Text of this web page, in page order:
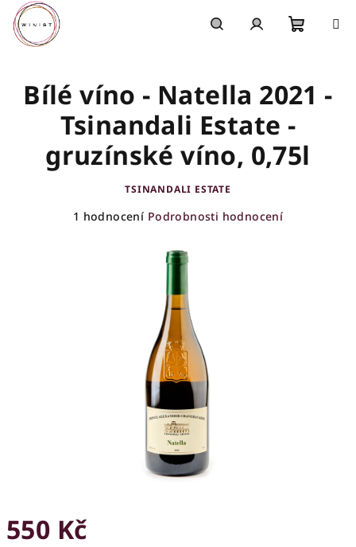
Přejít
na
obsah
košík
550 Kč
Bílé víno - Natella 2021 -
Tsinandali Estate -
gruzínské víno, 0,75l
TSINANDALI ESTATE
Průměrné
1 hodnocení Podrobnosti hodnocení